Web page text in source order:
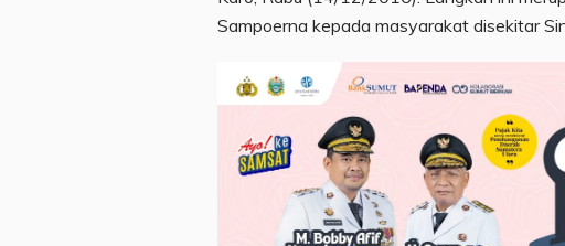
Sampoerna kepada masyarakat disekitar